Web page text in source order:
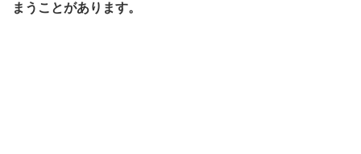
まうことがあります。